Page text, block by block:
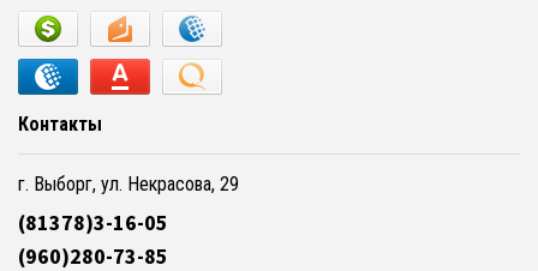
Контакты
г. Выборг, ул. Некрасова, 29
(81378)3-16-05
(960)280-73-85